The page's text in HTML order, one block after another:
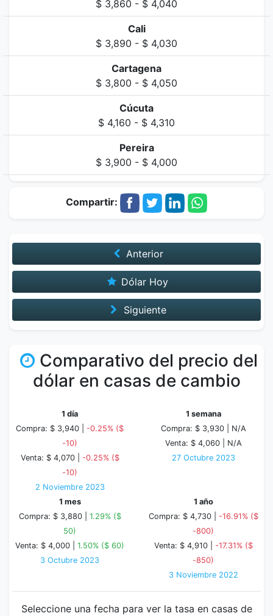
$ 3,860 - $ 4,040
Cali
$ 3,890 - $ 4,030
Cartagena
$ 3,800 - $ 4,050
Cúcuta
$ 4,160 - $ 4,310
Pereira
$ 3,900 - $ 4,000
Compartir:
Anterior
Dólar Hoy
Siguiente
Comparativo del precio del
dólar en casas de cambio
1 día
Compra: $ 3,940 | -0.25% ($
-10)
Venta: $ 4,070 | -0.25% ($
-10)
2 Noviembre 2023
1 semana
Compra: $ 3,930 | N/A
Venta: $ 4,060 | N/A
27 Octubre 2023
1 mes
Compra: $ 3,880 | 1.29% ($
50)
Venta: $ 4,000 | 1.50% ($ 60)
3 Octubre 2023
1 año
Compra: $ 4,730 | -16.91% ($
-800)
Venta: $ 4,910 | -17.31% ($
-850)
3 Noviembre 2022
Seleccione una fecha para ver la tasa en casas de